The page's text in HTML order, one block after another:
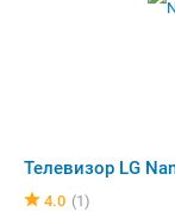
Телевизор LG
4.0 (1)